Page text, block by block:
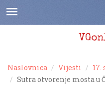
Naslovnica Vijesti
17.
Sutra otvorenje mosta u